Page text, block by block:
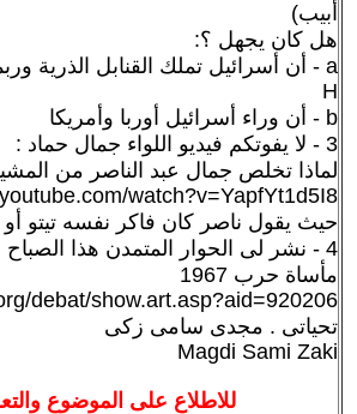
أبيب)
هل كان يجهل ؟:
a - أن أسرائيل تملك القنابل الذرية وربما أيضا القنبلة
H
b - أن وراء أسرائيل أوربا وأمريكا
3 - لا يفوتكم فيديو اللواء جمال حماد :
لماذا تخلص جمال عبد الناصر من
watch?v=YapfYt1d5I8
حيث يقول ناصر كان فاكر نفسه تيتو
4 - نشر لى الحوار المتمدن هذا الصباح هذا المقال :
مأساة حرب 1967
debat/show.art.asp?aid=920206
تحياتى . مجدى سامى زكى
Magdi Sami Zaki
للاطلاع على الموضوع